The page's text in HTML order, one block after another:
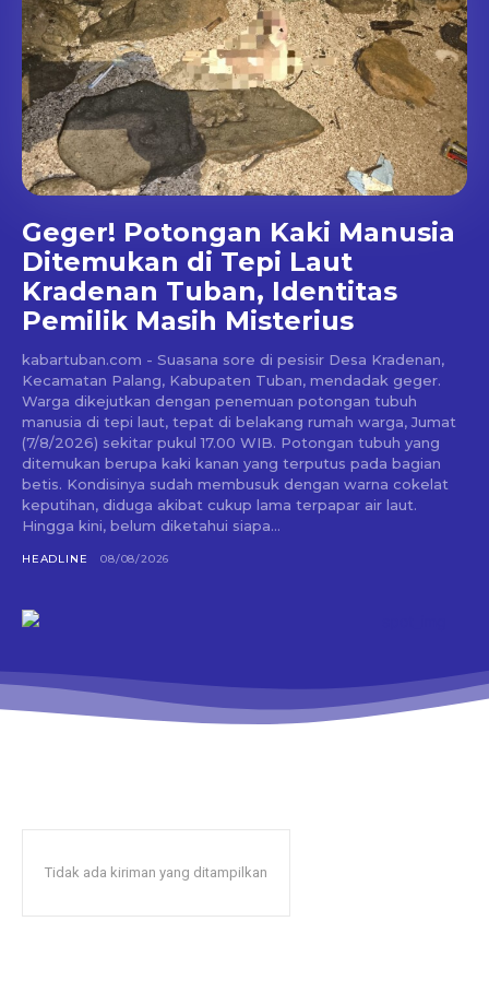
Geger! Potongan Kaki Manusia
Ditemukan di Tepi Laut
Kradenan Tuban, Identitas
Pemilik Masih Misterius
kabartuban.com - Suasana sore di pesisir Desa Kradenan,
Kecamatan Palang, Kabupaten Tuban, mendadak geger.
Warga dikejutkan dengan penemuan potongan tubuh
manusia di tepi laut, tepat di belakang rumah warga, Jumat
(7/8/2026) sekitar pukul 17.00 WIB. Potongan tubuh yang
ditemukan berupa kaki kanan yang terputus pada bagian
betis. Kondisinya sudah membusuk dengan warna cokelat
keputihan, diduga akibat cukup lama terpapar air laut.
Hingga kini, belum diketahui siapa...
HEADLINE 08/08/2026
Tidak ada kiriman yang ditampilkan